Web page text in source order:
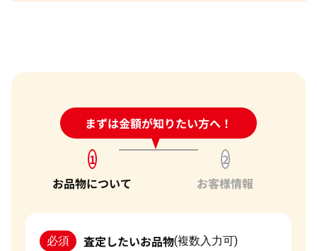
まずは金額が知りたい方へ！
24時間受付中!問い合わせフォーム
1
お品物について
2
お客様情報
必須 査定したいお品物(複数入力可)